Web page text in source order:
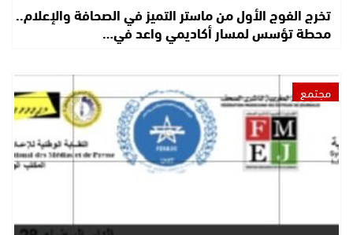
تخرج الفوج الأول من ماستر التميز في الصحافة والإعلام..
محطة تؤسس لمسار أكاديمي واعد في…
مجتمع